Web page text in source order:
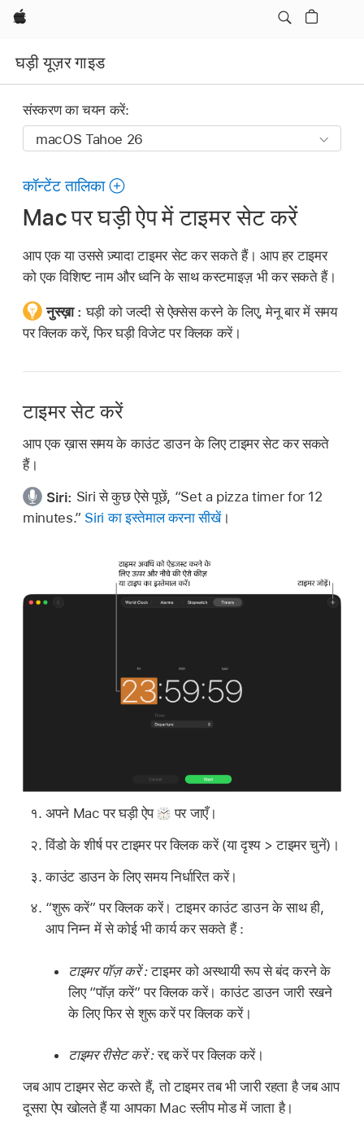
Apple
घड़ी यूज़र गाइड
संस्करण का चयन करें:
कॉन्टेंट तालिका
Mac पर घड़ी ऐप में टाइमर सेट करें
आप एक या उससे ज़्यादा टाइमर सेट कर सकते हैं। आप हर टाइमर
को एक विशिष्ट नाम और ध्वनि के साथ कस्टमाइज़ भी कर सकते हैं।
नुस्ख़ा :घड़ी को जल्दी से ऐक्सेस करने के लिए, मेनू बार में समय
पर क्लिक करें, फिर घड़ी विजेट पर क्लिक करें।
टाइमर सेट करें
आप एक ख़ास समय के काउंट डाउन के लिए टाइमर सेट कर सकते
हैं।
Siri: Siri से कुछ ऐसे पूछें, “Set a pizza timer for 12
minutes.” Siri का इस्तेमाल करना सीखें।
अपने Mac पर घड़ी ऐप
पर जाएँ।
विंडो के शीर्ष पर टाइमर पर क्लिक करें (या दृश्य > टाइमर चुनें)।
काउंट डाउन के लिए समय निर्धारित करें।
“शुरू करें” पर क्लिक करें। टाइमर काउंट डाउन के साथ ही,
आप निम्न में से कोई भी कार्य कर सकते हैं :
टाइमर पॉज़ करें :टाइमर को अस्थायी रूप से बंद करने के
लिए “पॉज़ करें” पर क्लिक करें। काउंट डाउन जारी रखने
के लिए फिर से शुरू करें पर क्लिक करें।
टाइमर रीसेट करें :रद्द करें पर क्लिक करें।
जब आप टाइमर सेट करते हैं, तो टाइमर तब भी जारी रहता है जब आप
दूसरा ऐप खोलते हैं या आपका Mac स्लीप मोड में जाता है।